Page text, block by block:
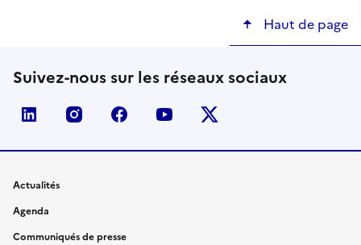
Haut de page
Suivez-nous sur les réseaux sociaux
linkedin instagramfacebook youtube
Actualités
Agenda
Communiqués de presse